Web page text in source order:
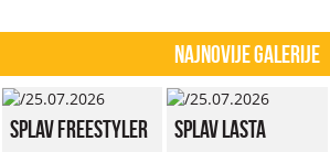
Najnovije Galerije
Splav Freestyler Splav Lasta